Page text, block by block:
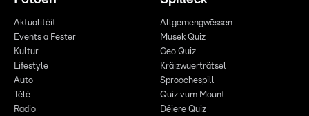
Aktualitéit
Events a Fester
Kultur
Lifestyle
Auto
Télé
Radio
Allgemengwëssen
Musek Quiz
Geo Quiz
Kräizwuerträtsel
Sproochespill
Quiz vum Mount
Déiere Quiz